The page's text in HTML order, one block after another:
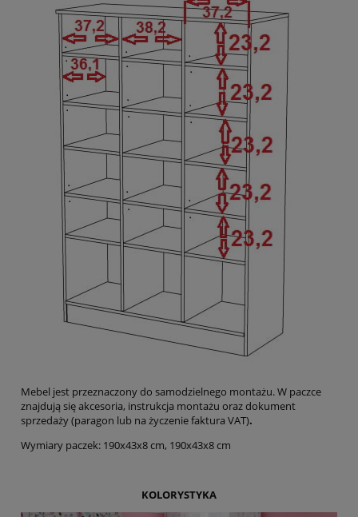
Mebel jest przeznaczony do samodzielnego montażu. W paczce
znajdują się akcesoria, instrukcja montażu oraz dokument
sprzedaży (paragon lub na życzenie faktura VAT).
Wymiary paczek: 190x43x8 cm, 190x43x8 cm
KOLORYSTYKA